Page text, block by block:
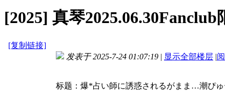
[2025] 真琴2025.06.30Fanclub
[复制链接]
发表于 2025-7-24 01:07:19 | 显示全部楼层 |
标题：爆*占い師に誘惑されるがまま…潮ぴ